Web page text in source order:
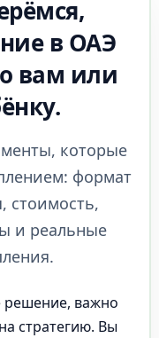
в ОАЭ
вам или
которые
формат
стоимость,
и реальные
решение, важно
стратегию. Вы